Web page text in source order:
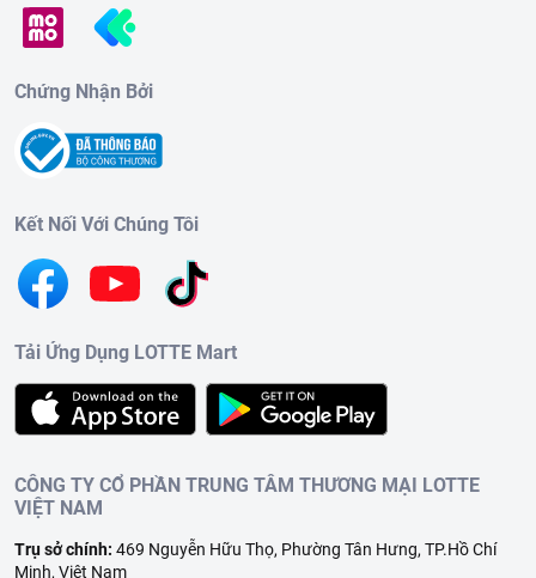
Chứng Nhận Bởi
Kết Nối Với Chúng Tôi
Tải Ứng Dụng LOTTE Mart
CÔNG TY CỔ PHẦN TRUNG TÂM THƯƠNG MẠI LOTTE
VIỆT NAM
Trụ sở chính: 469 Nguyễn Hữu Thọ, Phường Tân Hưng, TP.Hồ Chí
Minh, Việt Nam